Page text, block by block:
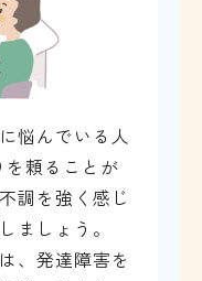
悩んでいる人
を頼ることが
調を強く感じ
ましょう。
、発達障害を